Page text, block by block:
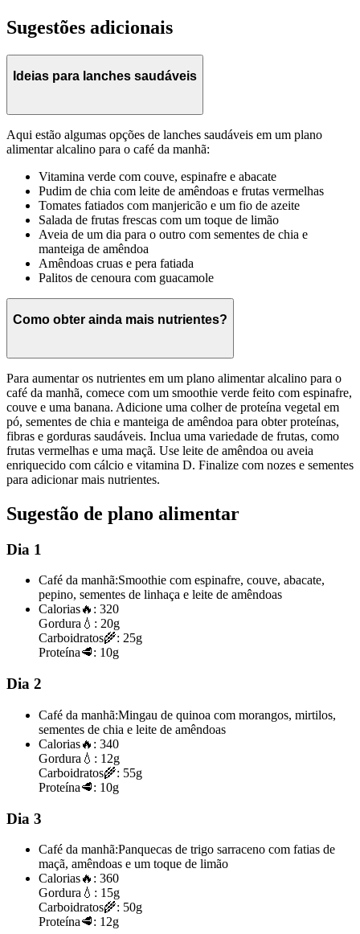
Sugestões adicionais
Ideias para lanches saudáveis
Aqui estão algumas opções de lanches saudáveis em um plano
alimentar alcalino para o café da manhã:
Vitamina verde com couve, espinafre e abacate
Pudim de chia com leite de amêndoas e frutas vermelhas
Tomates fatiados com manjericão e um fio de azeite
Salada de frutas frescas com um toque de limão
Aveia de um dia para o outro com sementes de chia e
manteiga de amêndoa
Amêndoas cruas e pera fatiada
Palitos de cenoura com guacamole
Como obter ainda mais nutrientes?
Para aumentar os nutrientes em um plano alimentar alcalino para o
café da manhã, comece com um smoothie verde feito com espinafre,
couve e uma banana. Adicione uma colher de proteína vegetal em
pó, sementes de chia e manteiga de amêndoa para obter proteínas,
fibras e gorduras saudáveis. Inclua uma variedade de frutas, como
frutas vermelhas e uma maçã. Use leite de amêndoa ou aveia
enriquecido com cálcio e vitamina D. Finalize com nozes e sementes
para adicionar mais nutrientes.
Sugestão de plano alimentar
Dia 1
Café da manhã:Smoothie com espinafre, couve, abacate,
pepino, sementes de linhaça e leite de amêndoas
Calorias🔥: 320
Gordura 💧: 20g
Carboidratos🌾: 25g
Proteína🥩: 10g
Dia 2
Café da manhã:Mingau de quinoa com morangos, mirtilos,
sementes de chia e leite de amêndoas
Calorias🔥: 340
Gordura 💧: 12g
Carboidratos🌾: 55g
Proteína🥩: 10g
Dia 3
Café da manhã:Panquecas de trigo sarraceno com fatias de
maçã, amêndoas e um toque de limão
Calorias🔥: 360
Gordura 💧: 15g
Carboidratos🌾: 50g
Proteína🥩: 12g